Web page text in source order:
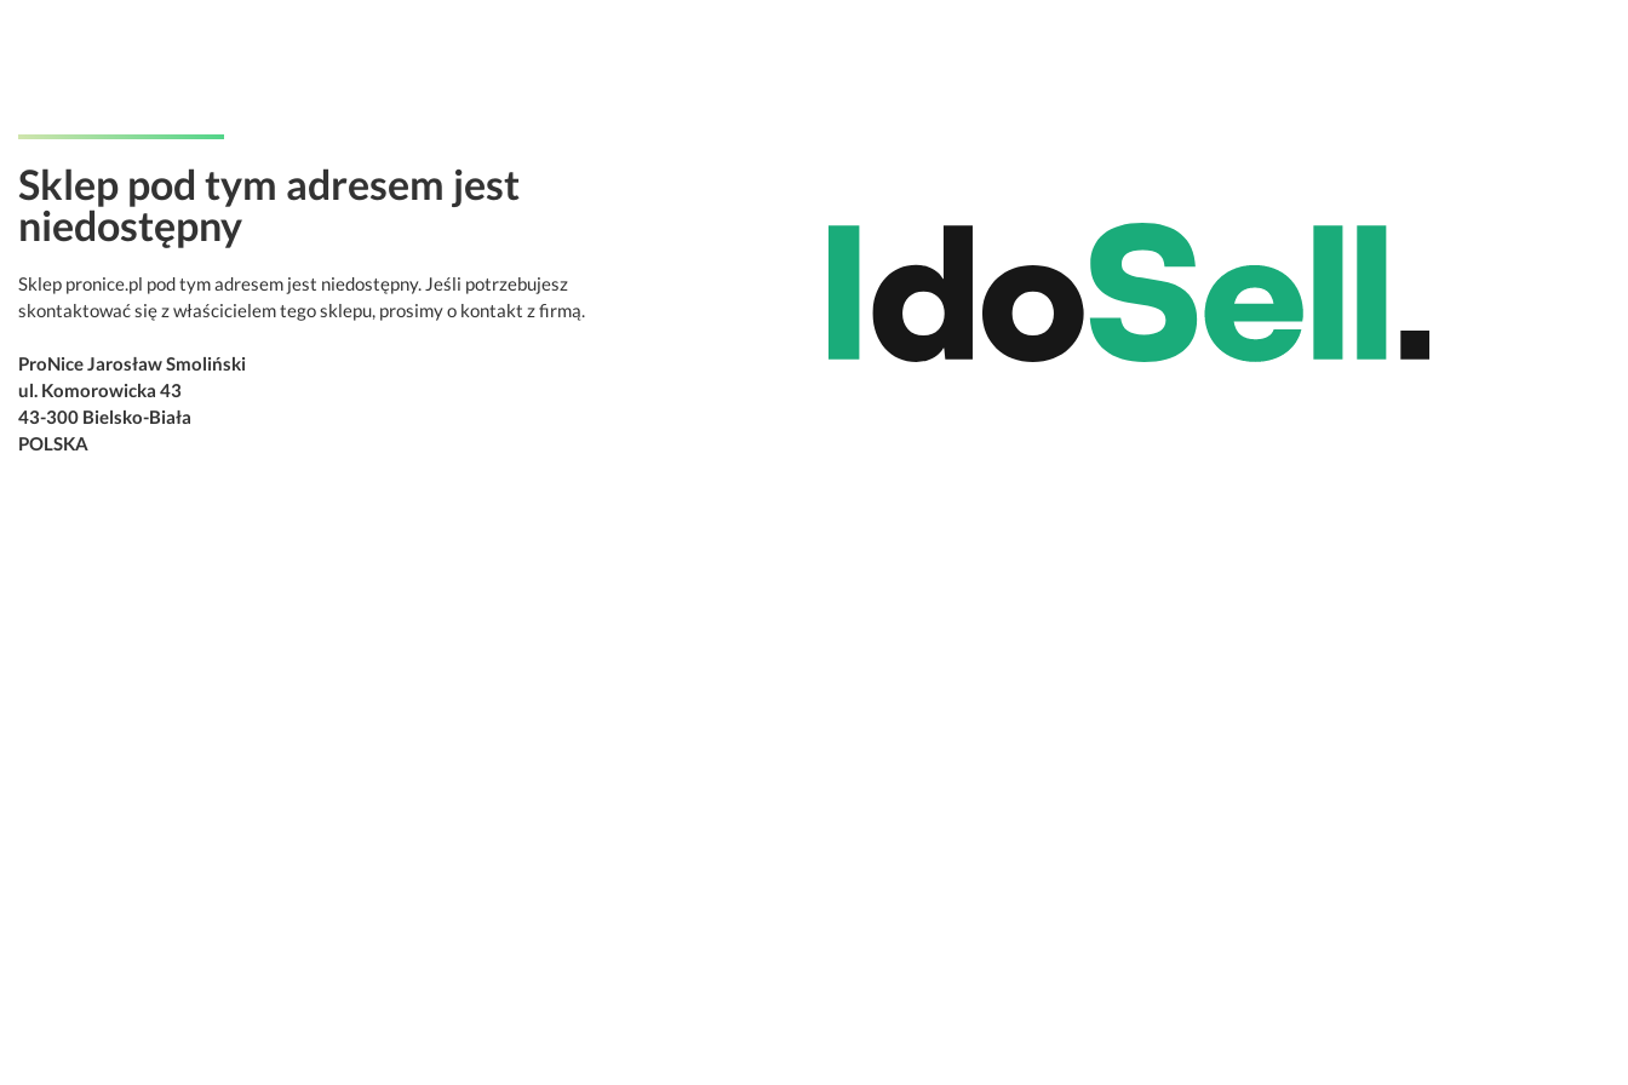
Sklep pod tym adresem jest
niedostępny
Sklep pronice.pl pod tym adresem jest niedostępny. Jeśli potrzebujesz
skontaktować się z właścicielem tego sklepu, prosimy o kontakt z firmą.
ProNice Jarosław Smoliński
ul. Komorowicka 43
43-300 Bielsko-Biała
POLSKA